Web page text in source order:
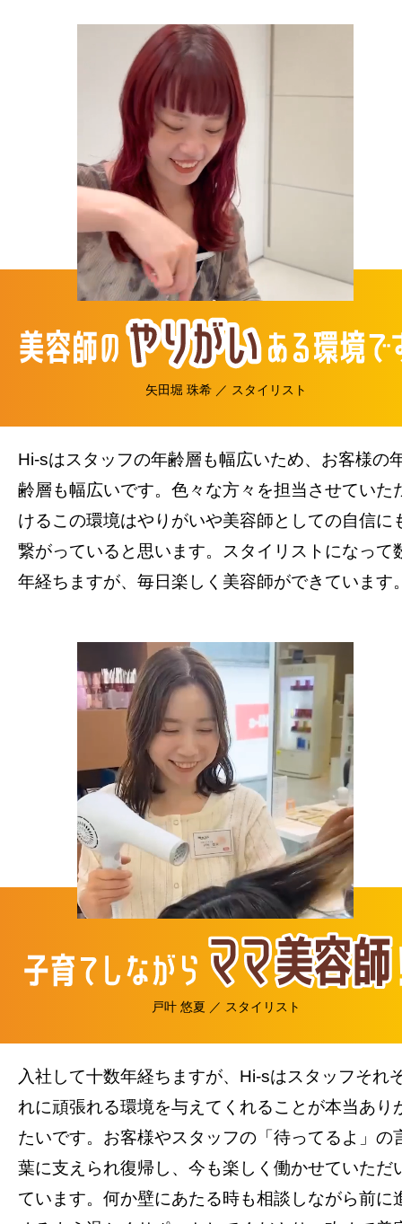
矢田堀 珠希 ／ スタイリスト
Hi-sはスタッフの年齢層も幅広いため、お客様の
齢層も幅広いです。色々な方々を担当させていた
けるこの環境はやりがいや美容師としての自信に
繋がっていると思います。スタイリストになって
年経ちますが、毎日楽しく美容師ができています
戸叶 悠夏 ／ スタイリスト
入社して十数年経ちますが、Hi-sはスタッフそれ
れに頑張れる環境を与えてくれることが本当あり
たいです。お客様やスタッフの「待ってるよ」の
葉に支えられ復帰し、今も楽しく働かせていただ
ています。何か壁にあたる時も相談しながら前に